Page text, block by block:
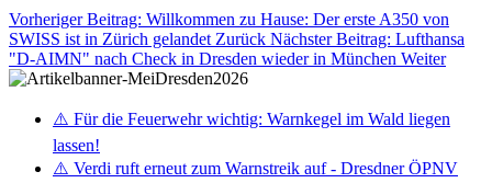
Vorheriger Beitrag: Willkommen zu Hause: Der erste A350 von
SWISS ist in Zürich gelandet Zurück Nächster Beitrag: Lufthansa
"D-AIMN" nach Check in Dresden wieder in München Weiter
⚠️ Für die Feuerwehr wichtig: Warnkegel im Wald liegen
lassen!
⚠️ Verdi ruft erneut zum Warnstreik auf - Dresdner ÖPNV